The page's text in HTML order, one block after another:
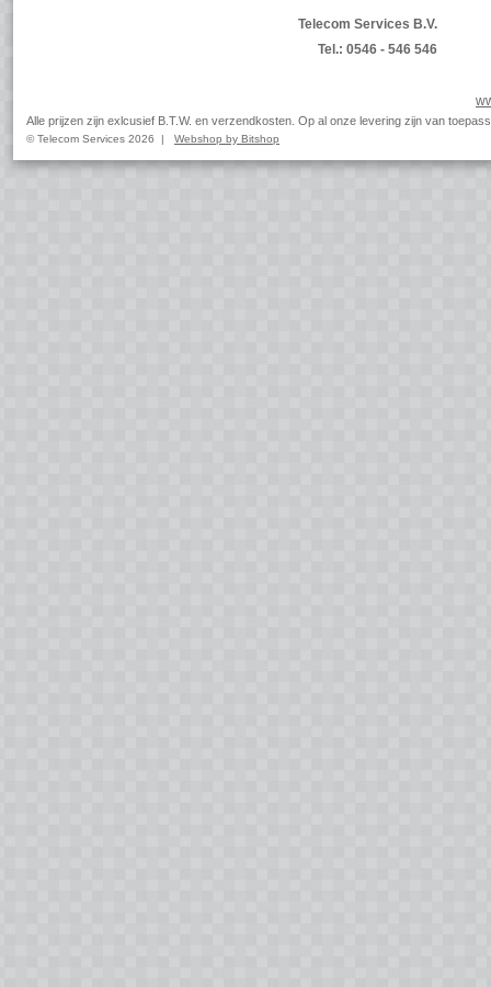
Telecom Services B.V.
Tel.: 0546 - 546 546
Alle prijzen zijn exlcusief B.T.W. en verzendkosten. Op al onze levering zijn van
© Telecom Services 2026 | Webshop by Bitshop